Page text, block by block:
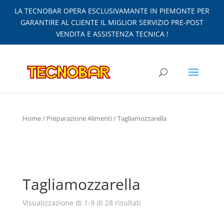
LA TECNOBAR OPERA ESCLUSIVAMANTE IN PIEMONTE PER
GARANTIRE AL CLIENTE IL MIGLIOR SERVIZIO PRE-POST
VENDITA E ASSISTENZA TECNICA !
Home/ Preparazione Alimenti/ Tagliamozzarella
Tagliamozzarella
Visualizzazione di 1-9 di 28 risultati